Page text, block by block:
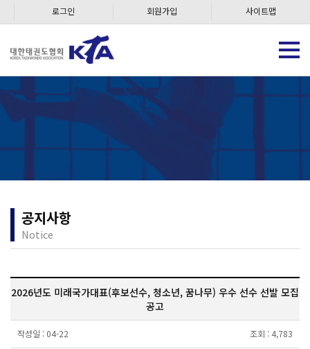
로그인 회원가입 사이트맵
공지사항
Notice
2026년도 미래국가대표(후보선수, 청소년, 꿈나무) 우수 선수 선발 모집
공고
작성일 : 04-22 조회 : 4,783